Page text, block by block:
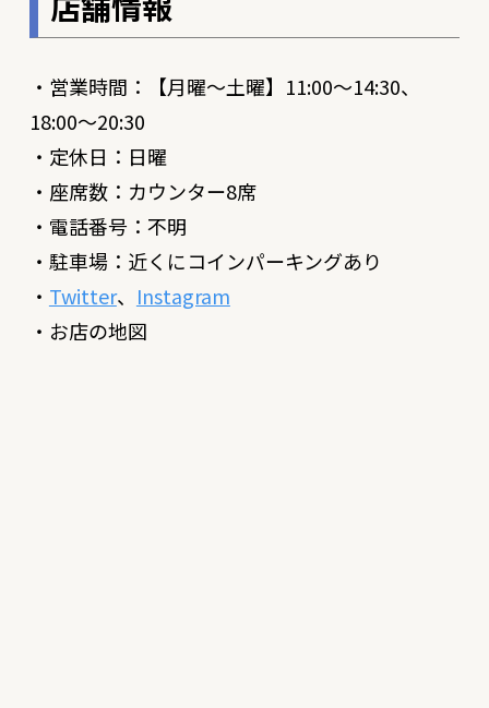
・営業時間：【月曜〜土曜】11:00〜14:30、
18:00〜20:30
・定休日：日曜
・座席数：カウンター8席
・電話番号：不明
・駐車場：近くにコインパーキングあり
・ Twitter、 Instagram
・お店の地図